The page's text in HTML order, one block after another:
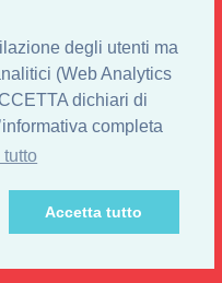
degli utenti ma
(Web Analytics
dichiari di
completa
tutto
Accetta tutto
LINE
E
nessun
di ritiro
con spesa minima di